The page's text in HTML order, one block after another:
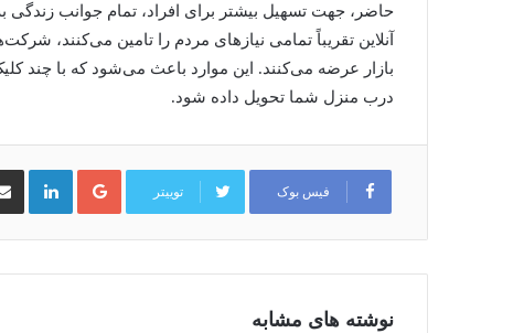
حاضر، جهت تسهیل بیشتر برای افراد، تمام جوانب
آنلاین تقریباً تمامی نیازهای مردم را تامین می‌کنند،
بازار عرضه می‌کنند. این موارد باعث می‌شود که با چند
درب منزل شما تحویل داده شود.
فیس بوک توییتر
گوگل
پلاس
نوشته های مشابه